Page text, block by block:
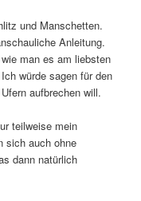
und Manschetten.
Anleitung.
man es am liebsten
würde sagen für den
aufbrechen will.
teilweise mein
sich auch ohne
dann natürlich